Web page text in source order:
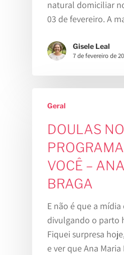
natural domiciliar
03 de fevereiro. A
Gisele Leal
7 de fevereiro de
Geral
DOULAS NO
VOCÊ –
BRAGA
E não é que a mídia
divulgando o parto
Fiquei surpresa
e ver que Ana